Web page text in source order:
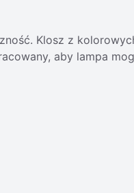
Klosz z
aby lampa